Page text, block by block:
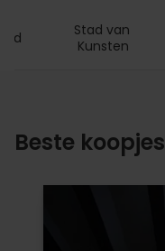
Stad van
Kunsten
Beste koopjes